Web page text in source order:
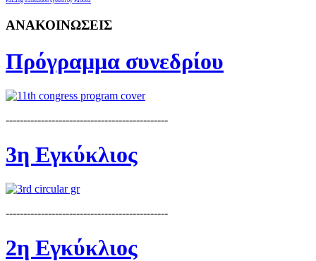
ΑΝΑΚΟΙΝΩΣΕΙΣ
Πρόγραμμα συνεδρίου
----------------------------------------------
3η Εγκύκλιος
----------------------------------------------
2η Εγκύκλιος